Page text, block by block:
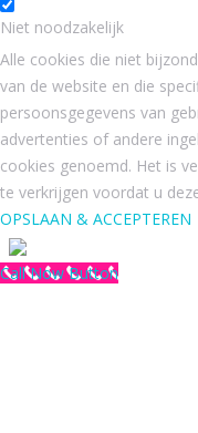
Niet noodzakelijk
Alle cookies die niet
van de website en die
persoonsgegevens van
advertenties of andere
cookies genoemd. Het is
te verkrijgen voordat u
OPSLAAN & ACCEPTEREN
Call Now Button